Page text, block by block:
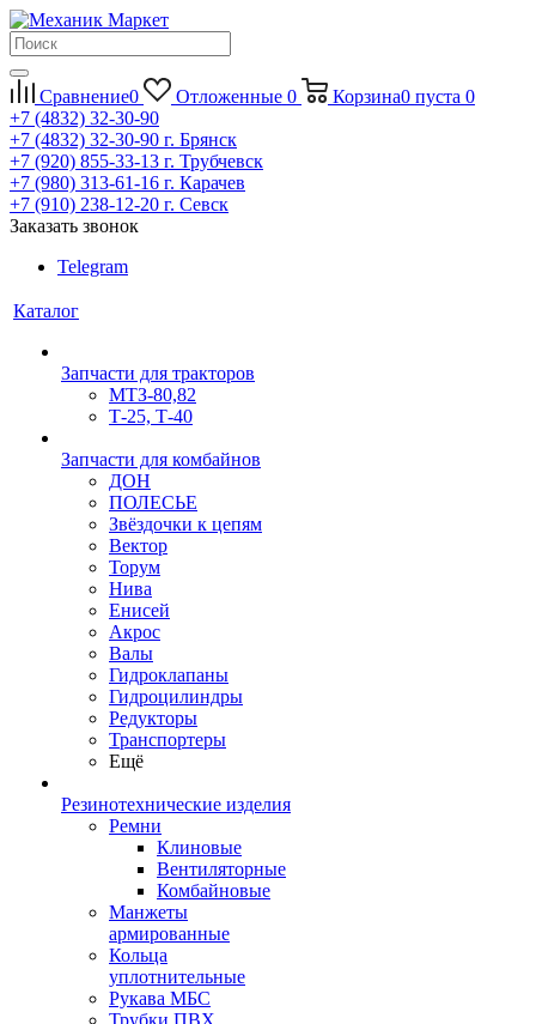
Сравнение0 Отложенные 0 Корзина0 пуста 0
+7 (4832) 32-30-90
+7 (4832) 32-30-90 г. Брянск
+7 (920) 855-33-13 г. Трубчевск
+7 (980) 313-61-16 г. Карачев
+7 (910) 238-12-20 г. Севск
Заказать звонок
Telegram
Каталог
Запчасти для тракторов
МТЗ-80,82
Т-25, Т-40
Запчасти для комбайнов
ДОН
ПОЛЕСЬЕ
Звёздочки к цепям
Вектор
Торум
Нива
Енисей
Акрос
Валы
Гидроклапаны
Гидроцилиндры
Редукторы
Транспортеры
Ещё
Резинотехнические изделия
Ремни
Клиновые
Вентиляторные
Комбайновые
Манжеты
армированные
Кольца
уплотнительные
Рукава МБС
Трубки ПВХ